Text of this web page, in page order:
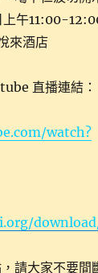
午11:00-
來酒店
直播連結：
watch?
請大家不要間